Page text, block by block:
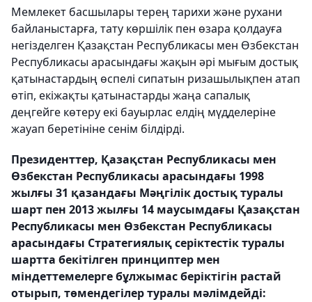
Мемлекет басшылары терең тарихи және рухани
байланыстарға, тату көршілік пен өзара қолдауға
негізделген Қазақстан Республикасы мен Өзбекстан
Республикасы арасындағы жақын әрі мығым достық
қатынастардың өспелі сипатын ризашылықпен атап
өтіп, екіжақты қатынастарды жаңа сапалық
деңгейге көтеру екі бауырлас елдің мүдделеріне
жауап беретініне сенім білдірді.
Президенттер, Қазақстан Республикасы мен
Өзбекстан Республикасы арасындағы 1998
жылғы 31 қазандағы Мәңгілік достық туралы
шарт пен 2013 жылғы 14 маусымдағы Қазақстан
Республикасы мен Өзбекстан Республикасы
арасындағы Стратегиялық серіктестік туралы
шартта бекітілген принциптер мен
міндеттемелерге бұлжымас беріктігін растай
отырып, төмендегілер туралы мәлімдейді: